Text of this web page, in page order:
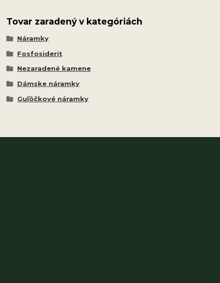
Tovar zaradený v kategóriách
Náramky
Fosfosiderit
Nezaradené kamene
Dámske náramky
Guľôčkové náramky